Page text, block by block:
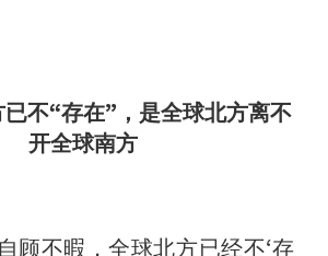
不“存在”，是全球北方离不
开全球南方
顾不暇，全球北方已经不‘存